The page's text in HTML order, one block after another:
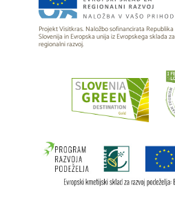
Projekt Visitkras. Naložbo sofinancirata Republika
Slovenija in Evropska unija iz Evropskega sklada za
regionalni razvoj.